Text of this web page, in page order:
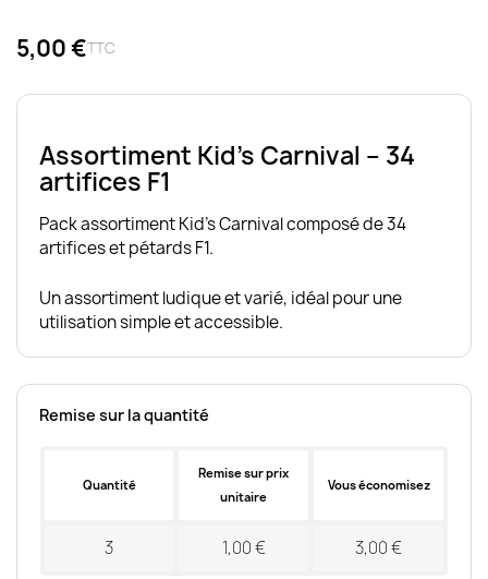
5,00 €TTC
Assortiment Kid’s Carnival – 34
artifices F1
Pack assortiment Kid’s Carnival composé de 34
artifices et pétards F1.
Un assortiment ludique et varié, idéal pour une
utilisation simple et accessible.
Remise sur la quantité
Quantité
Remise sur prix
unitaire
Vous économisez
3 1,00 € 3,00 €